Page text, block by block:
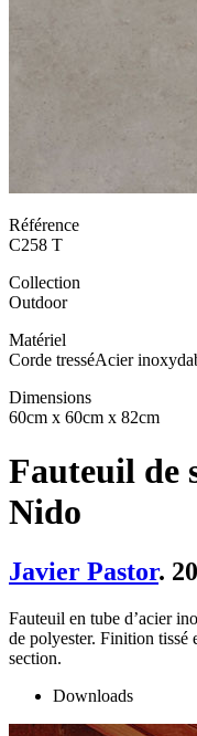
Référence
C258 T
Collection
Outdoor
Matériel
Corde tresséAcier
Dimensions
60cm x 60cm x 82cm
Fauteuil de
Nido
Javier Pastor.
Fauteuil en tube d’acier
de polyester. Finition tissé
section.
Downloads